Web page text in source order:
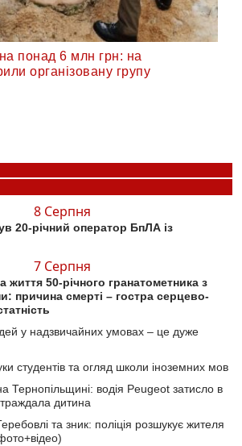
понад 6 млн грн: на
організовану групу
8 Серпня
20-річний оператор БпЛА із
7 Серпня
життя 50-річного гранатометника з
причина смерті – гостра серцево-
у надзвичайних умовах – це дуже
студентів та огляд школи іноземних мов
Тернопільщині: водія Peugeot затисло в
дитина
та зник: поліція розшукує жителя